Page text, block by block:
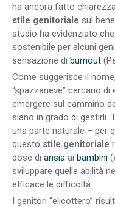
ha ancora fatto
stile genitoriale sul
studio ha evidenziato
sostenibile per alcuni
sensazione di burnout
Come suggerisce il
“spazzaneve” cercano
emergere sul cammino
siano in grado di gestirli.
una parte naturale – per
questo stile genitoriale
dose di ansia ai bambini
sviluppare quelle abilità
efficace le difficoltà.
I genitori “elicottero”